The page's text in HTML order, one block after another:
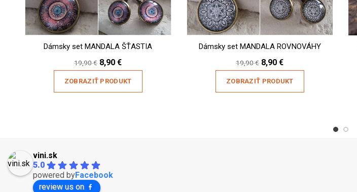
Dámsky set MANDALA ŠŤASTIA
19,90€ Original
price
was:
19,90 €.
8,90€Current
price
is:
8,90 €.
ZOBRAZIŤ PRODUKT
Dámsky set MANDALA ROVNOVÁHY
19,90€ Original
price
was:
19,90 €.
8,90€Current
price
is:
8,90 €.
ZOBRAZIŤ PRODUKT
vini.sk
5.0
powered byFacebook
review us on